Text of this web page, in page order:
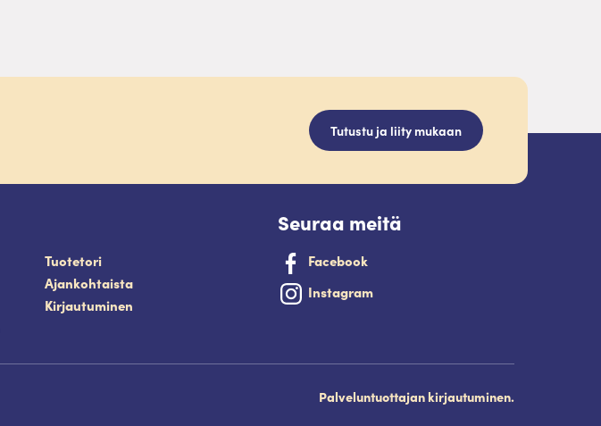
Tutustu ja liity mukaan
Tuotetori
Ajankohtaista
Kirjautuminen
Seuraa meitä
Facebook
Instagram
Palveluntuottajan kirjautuminen.